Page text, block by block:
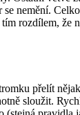
nemění.
rozdílem, že
přelít
sloužit.